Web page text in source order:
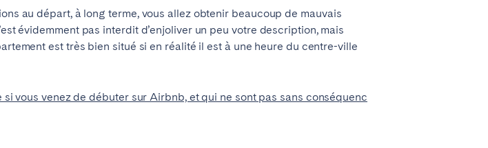
au départ, à long terme, vous allez obtenir beaucoup de mauvais
évidemment pas interdit d’enjoliver un peu votre description, mais
est très bien situé si en réalité il est à une heure du centre-ville
vous venez de débuter sur Airbnb, et qui ne sont pas sans conséquenc
Lucerne
Zug